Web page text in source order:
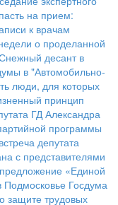
на прием:
к врачам
о проделанной
десант в
в "Автомобильно-
люди, для которых
принцип
ГД Александра
программы
депутата
с представителями
«Единой
Подмосковье Госдума
защите трудовых